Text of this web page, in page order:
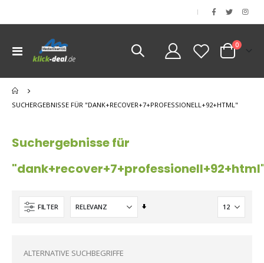
|
Navigation
umschalten
Cart
0Artikel
SUCHERGEBNISSE FÜR "DANK+RECOVER+7+PROFESSIONELL+92+HTML"
Suchergebnisse für
FILTER
Aufsteigend
ALTERNATIVE SUCHBEGRIFFE